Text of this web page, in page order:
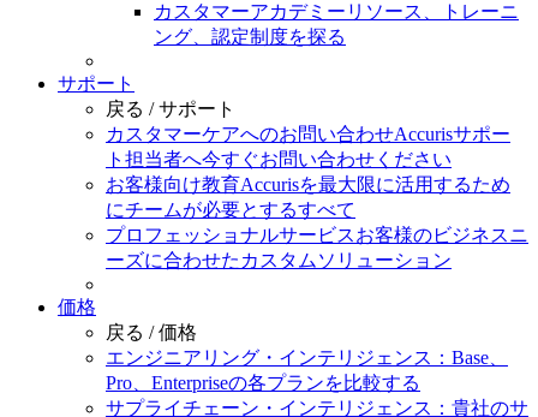
カスタマーアカデミー リソース、トレーニ
ング、認定制度を探る
サポート
戻る /サポート
カスタマーケアへのお問い合わせAccurisサポー
ト担当者へ今すぐお問い合わせください
お客様向け教育Accurisを最大限に活用するため
にチームが必要とするすべて
プロフェッショナルサービスお客様のビジネスニ
ーズに合わせたカスタムソリューション
価格
戻る /価格
エンジニアリング ・インテリジェンス：Base、
Pro、Enterpriseの各プランを比較する
サプライチェーン ・インテリジェンス：貴社のサ